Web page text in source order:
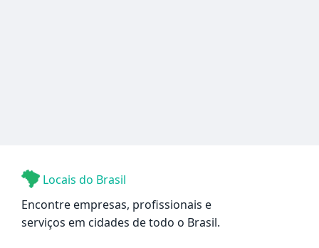
Locais do Brasil
Encontre empresas, profissionais e
serviços em cidades de todo o Brasil.